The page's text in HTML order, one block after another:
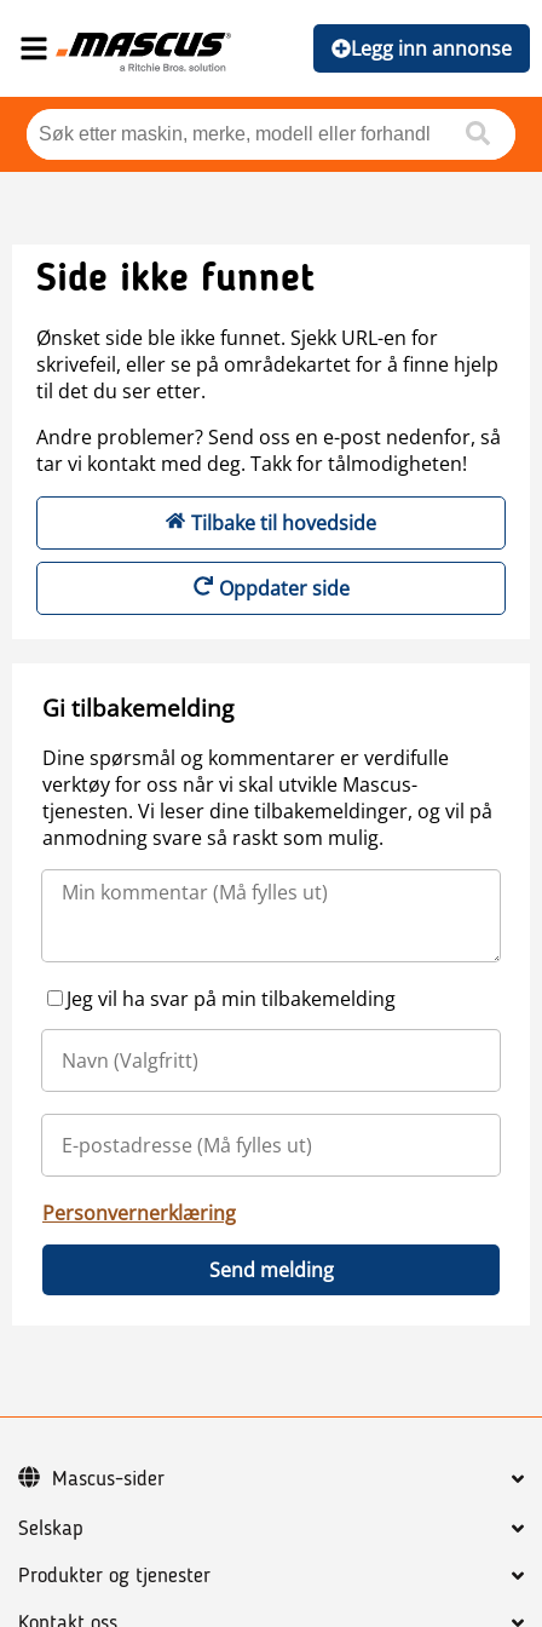
Legg inn annonse
Side ikke funnet
Ønsket side ble ikke funnet. Sjekk URL-en for
skrivefeil, eller se på områdekartet for å finne hjelp
til det du ser etter.
Andre problemer? Send oss en e-post nedenfor, så
tar vi kontakt med deg. Takk for tålmodigheten!
Tilbake til hovedside
Oppdater side
Gi tilbakemelding
Dine spørsmål og kommentarer er verdifulle
verktøy for oss når vi skal utvikle Mascus-
tjenesten. Vi leser dine tilbakemeldinger, og vil på
anmodning svare så raskt som mulig.
Jeg vil ha svar på min tilbakemelding
Personvernerklæring
Send melding
Selskap
Produkter og tjenester
Mascus-sider